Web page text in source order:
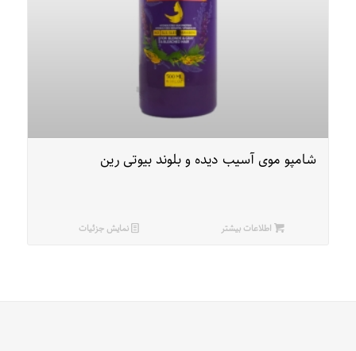
شامپو موی آسیب دیده و بلوند بیوتی رین
اطلاعات بیشتر نمایش جزئیات